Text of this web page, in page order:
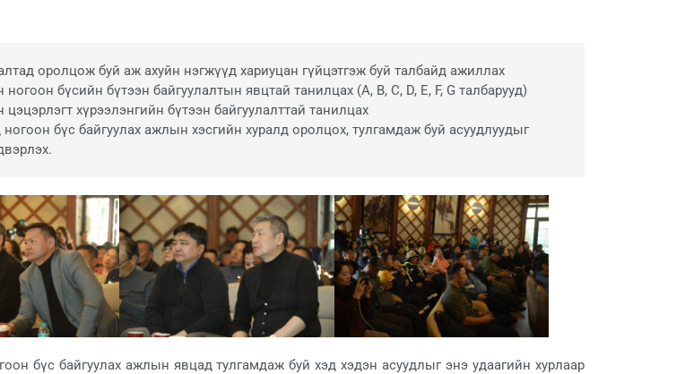
оролцож буй аж ахуйн нэгжүүд хариуцан гүйцэтгэж буй талбайд ажиллах
бүсийн бүтээн байгуулалтын явцтай танилцах (A, B, C, D, E, F, G талбарууд)
хүрээлэнгийн бүтээн байгуулалттай танилцах
бүс байгуулах ажлын хэсгийн хуралд оролцох, тулгамдаж буй асуудлуудыг
бүс байгуулах ажлын явцад тулгамдаж буй хэд хэдэн асуудлыг энэ удаагийн хурлаар